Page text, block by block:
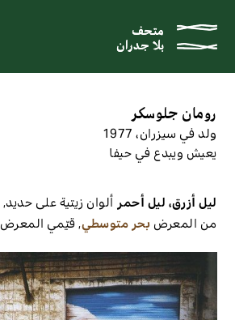
متحف
بلا جدران
متحف
بلا جدران
رومان جلوسكر
ولد في سيزران، 1977
يعيش ويبدع في حيفا
ليل أزرق، ليل أحمرألوان زيتية على حديد,
من المعرضبحر متوسطي,قيّمي المعرض